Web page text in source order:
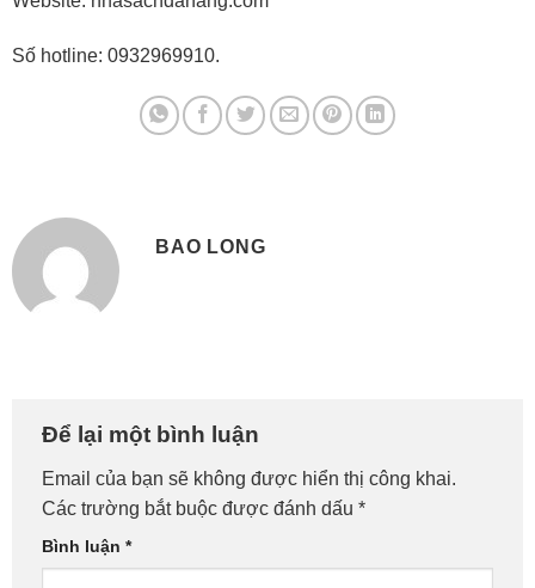
Số hotline: 0932969910.
BAO LONG
Để lại một bình luận
Email của bạn sẽ không được hiển thị công khai.
Các trường bắt buộc được đánh dấu *
Bình luận *